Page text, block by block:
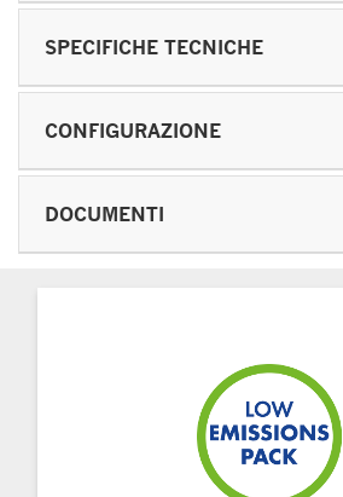
SPECIFICHE TECNICHE
CONFIGURAZIONE
DOCUMENTI